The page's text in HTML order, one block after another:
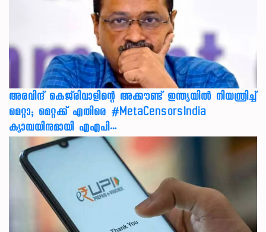
അരവിന്ദ് കെജ്‌രിവാളിന്റെ അക്കൗണ്ട് ഇന്ത്യയിൽ നിയന്ത്രിച്ച്
മെറ്റാ; മെറ്റക്ക് എതിരെ #MetaCensorsIndia
ക്യാമ്പയിനുമായി എഎപി…